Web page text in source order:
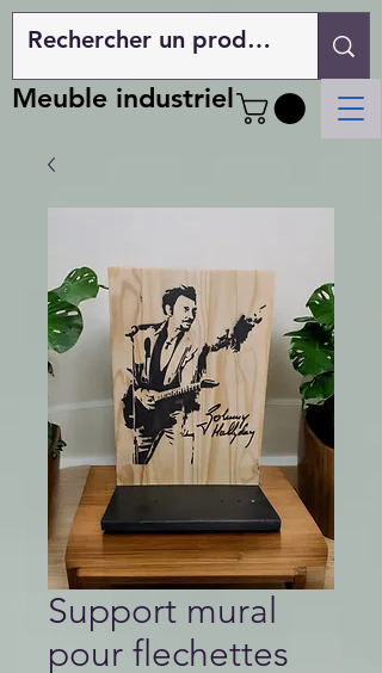
Meuble industriel
Support mural
pour flechettes